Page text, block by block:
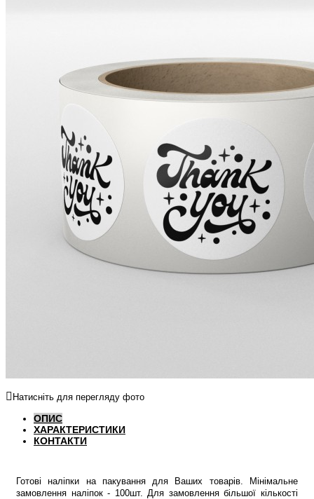
Натисніть для перегляду фото
ОПИС
ХАРАКТЕРИСТИКИ
КОНТАКТИ
Готові наліпки на пакування для Ваших товарів. Мінімальне
замовлення наліпок - 100шт. Для замовлення більшої кількості